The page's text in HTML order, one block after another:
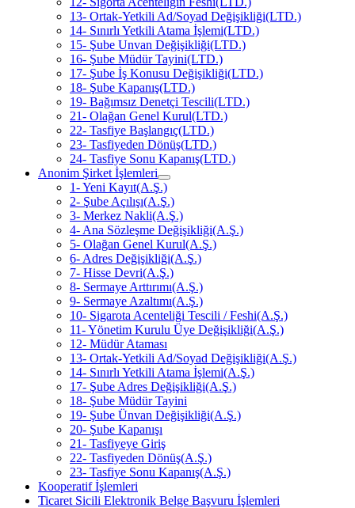
13- Ortak-Yetkili Ad/Soyad Değişikliği(LTD.)
14- Sınırlı Yetkili Atama İşlemi(LTD.)
15- Şube Unvan Değişikliği(LTD.)
16- Şube Müdür Tayini(LTD.)
17- Şube İş Konusu Değişikliği(LTD.)
18- Şube Kapanış(LTD.)
19- Bağımsız Denetçi Tescili(LTD.)
21- Olağan Genel Kurul(LTD.)
22- Tasfiye Başlangıç(LTD.)
23- Tasfiyeden Dönüş(LTD.)
24- Tasfiye Sonu Kapanış(LTD.)
Anonim Şirket İşlemleri
1- Yeni Kayıt(A.Ş.)
2- Şube Açılışı(A.Ş.)
3- Merkez Nakli(A.Ş.)
4- Ana Sözleşme Değişikliği(A.Ş.)
5- Olağan Genel Kurul(A.Ş.)
6- Adres Değişikliği(A.Ş.)
7- Hisse Devri(A.Ş.)
8- Sermaye Arttırımı(A.Ş.)
9- Sermaye Azaltımı(A.Ş.)
10- Sigarota Acenteliği Tescili / Feshi(A.Ş.)
11- Yönetim Kurulu Üye Değişikliği(A.Ş.)
12- Müdür Ataması
13- Ortak-Yetkili Ad/Soyad Değişikliği(A.Ş.)
14- Sınırlı Yetkili Atama İşlemi(A.Ş.)
17- Şube Adres Değişikliği(A.Ş.)
18- Şube Müdür Tayini
19- Şube Ünvan Değişikliği(A.Ş.)
20- Şube Kapanışı
21- Tasfiyeye Giriş
22- Tasfiyeden Dönüş(A.Ş.)
23- Tasfiye Sonu Kapanış(A.Ş.)
Kooperatif İşlemleri
Ticaret Sicili Elektronik Belge Başvuru İşlemleri